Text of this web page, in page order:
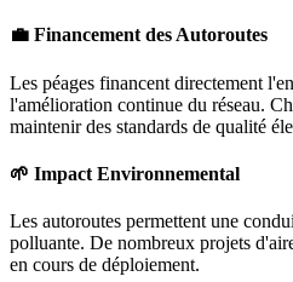
💼 Financement des Autoroutes
Les péages financent directement
l'amélioration continue du réseau.
maintenir des standards de qualité
🌱 Impact Environnemental
Les autoroutes permettent une
polluante. De nombreux projets
en cours de déploiement.